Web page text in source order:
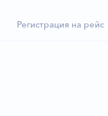
Регистрация на рейс